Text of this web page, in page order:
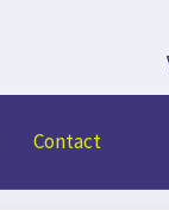
Contact